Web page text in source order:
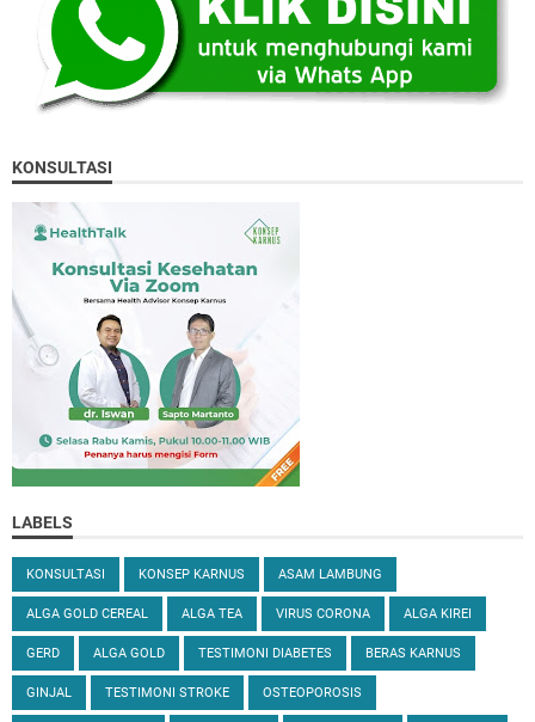
KONSULTASI
LABELS
KONSULTASI KONSEP KARNUS ASAM LAMBUNG
ALGA GOLD CEREAL ALGA TEA VIRUS CORONA ALGA KIREI
GERD ALGA GOLD TESTIMONI DIABETES BERAS KARNUS
GINJAL TESTIMONI STROKE OSTEOPOROSIS